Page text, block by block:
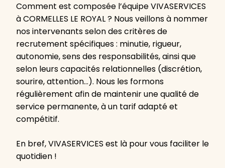
Comment est composée l’équipe VIVASERVICES
à CORMELLES LE ROYAL ? Nous veillons à nommer
nos intervenants selon des critères de
recrutement spécifiques : minutie, rigueur,
autonomie, sens des responsabilités, ainsi que
selon leurs capacités relationnelles (discrétion,
sourire, attention…). Nous les formons
régulièrement afin de maintenir une qualité de
service permanente, à un tarif adapté et
compétitif.
En bref, VIVASERVICES est là pour vous faciliter le
quotidien !